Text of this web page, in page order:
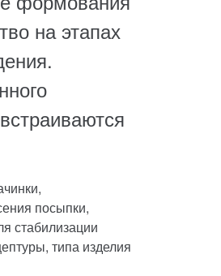
посыпки,
стабилизации
типа изделия
на этапах